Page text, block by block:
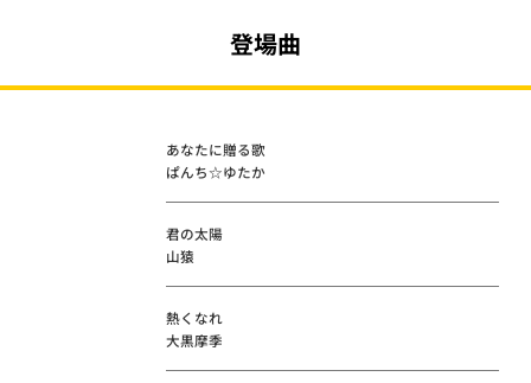
登場曲
あなたに贈る歌
ぱんち☆ゆたか
君の太陽
山猿
熱くなれ
大黒摩季